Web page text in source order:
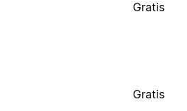
Gratis
Gratis